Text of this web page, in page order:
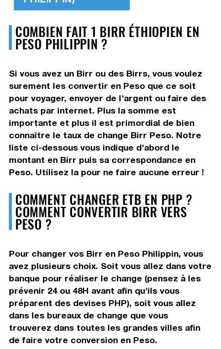
COMBIEN FAIT 1 BIRR ÉTHIOPIEN EN
PESO PHILIPPIN ?
Si vous avez un Birr ou des Birrs, vous voulez
surement les convertir en Peso que ce soit
pour voyager, envoyer de l'argent ou faire des
achats par internet. Plus la somme est
importante et plus il est primordial de bien
connaître le taux de change Birr Peso. Notre
liste ci-dessous vous indique d'abord le
montant en Birr puis sa correspondance en
Peso. Utilisez la pour ne faire aucune erreur !
COMMENT CHANGER ETB EN PHP ?
COMMENT CONVERTIR BIRR VERS
PESO ?
Pour changer vos Birr en Peso Philippin, vous
avez plusieurs choix. Soit vous allez dans votre
banque pour réaliser le change (pensez à les
prévenir 24 ou 48H avant afin qu'ils vous
préparent des devises PHP), soit vous allez
dans les bureaux de change que vous
trouverez dans toutes les grandes villes afin
de faire votre conversion en Peso.